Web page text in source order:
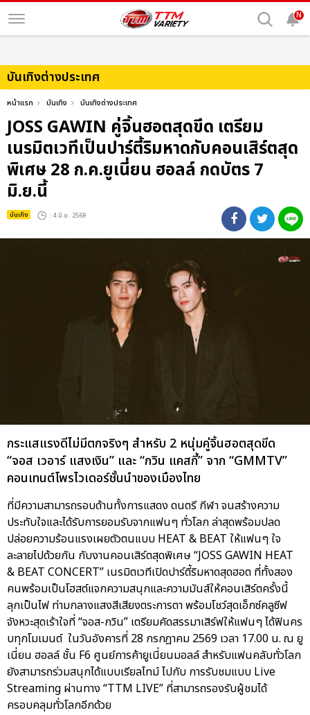
N
บันเทิงต่างประเทศ
หน้าแรก บันเทิง บันเทิงต่างประเทศ
JOSS GAWIN คู่จิ้นฮอตสุดขีด เตรียม
เนรมิตเวทีเป็นปาร์ตี้ริมหาดกับคอนเสิร์ตสุด
พิเศษ 28 ก.ค.ยูเนี่ยน ฮอลล์ กดบัตร 7
มิ.ย.นี้
บันเทิง : 4 มิ.ย. 2569
กระแสแรงดีไม่มีตกจริงๆ สำหรับ 2 หนุ่มคู่จิ้นฮอตสุดขีด
“จอส เวอาร์ แสงเงิน” และ “กวิน แคสกี้” จาก “GMMTV”
คอนเทนต์โพรไวเดอร์ชั้นนำของเมืองไทย
ที่มีความสามารถรอบด้านทั้งการแสดง ดนตรี กีฬา จนสร้างความ
ประทับใจและได้รับการยอมรับจากแฟนๆ ทั่วโลก ล่าสุดพร้อมปลด
ปล่อยความร้อนแรงเผยตัวตนแบบ HEAT & BEAT ให้แฟนๆ ใจ
ละลายไปด้วยกัน กับงานคอนเสิร์ตสุดพิเศษ “JOSS GAWIN HEAT
& BEAT CONCERT” เนรมิตเวทีเปิดปาร์ตี้ริมหาดสุดฮอต ที่ทั้งสอง
คนพร้อมเป็นโฮสต์แจกความสนุกและความมันส์ให้คอนเสิร์ตครั้งนี้
ลุกเป็นไฟ ท่ามกลางแสงสีเสียงตระการตา พร้อมโชว์สุดเอ็กซ์คลูซีฟ
จังหวะสุดเร้าใจที่ “จอส-กวิน” เตรียมคัดสรรมาเสิร์ฟให้แฟนๆ ได้ฟินคร
บทุกโมเมนต์ ในวันอังคารที่ 28 กรกฎาคม 2569 เวลา 17.00 น. ณ ยู
เนี่ยน ฮอลล์ ชั้น F6 ศูนย์การค้ายูเนี่ยนมอลล์ สำหรับแฟนคลับทั่วโลก
ยังสามารถร่วมสนุกได้แบบเรียลไทม์ ไปกับ การรับชมแบบ Live
Streaming ผ่านทาง “TTM LIVE” ที่สามารถรองรับผู้ชมได้
ครอบคลุมทั่วโลกอีกด้วย